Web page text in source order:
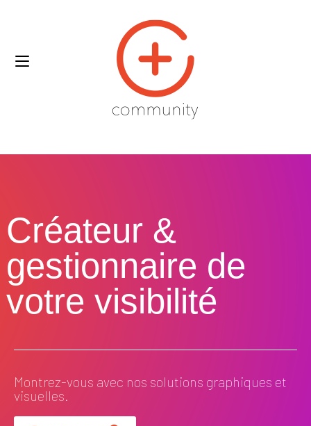
Créateur &
gestionnaire de
votre visibilité​
Montrez-vous avec nos solutions graphiques et
visuelles.